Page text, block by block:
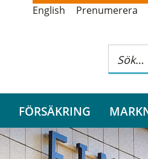
English Prenumerera
FÖRSÄKRING